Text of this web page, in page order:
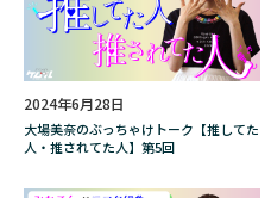
熱血硬派くにおくん
版画家
物語工房
犬飼将隆
現代アート
現代美
2024年6月28日
大場美奈のぶっちゃけトーク【推してた
人・推されてた人】第5回